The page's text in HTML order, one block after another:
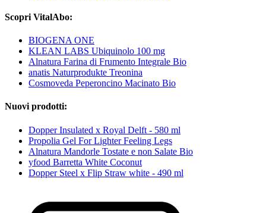
Scopri VitalAbo:
BIOGENA ONE
KLEAN LABS Ubiquinolo 100 mg
Alnatura Farina di Frumento Integrale Bio
anatis Naturprodukte Treonina
Cosmoveda Peperoncino Macinato Bio
Nuovi prodotti:
Dopper Insulated x Royal Delft - 580 ml
Propolia Gel For Lighter Feeling Legs
Alnatura Mandorle Tostate e non Salate Bio
yfood Barretta White Coconut
Dopper Steel x Flip Straw white - 490 ml